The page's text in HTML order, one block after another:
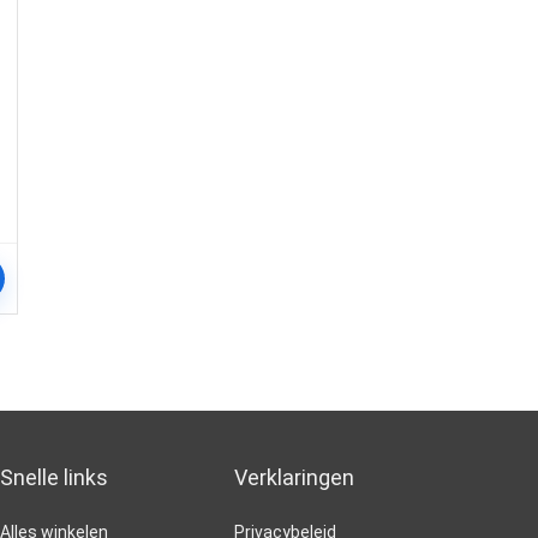
Snelle links
Alles winkelen
Verklaringen
Privacybeleid